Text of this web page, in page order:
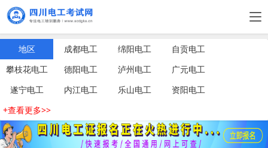
地区 成都电工 绵阳电工
自贡电工
攀枝花电工
德阳电工 泸州电工
广元电工
遂宁电工
内江电工 乐山电工
资阳电工
+查看更多>>